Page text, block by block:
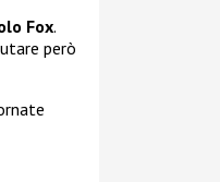
Fox.
però